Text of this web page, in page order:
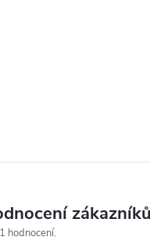
zákazníků
hodnocení